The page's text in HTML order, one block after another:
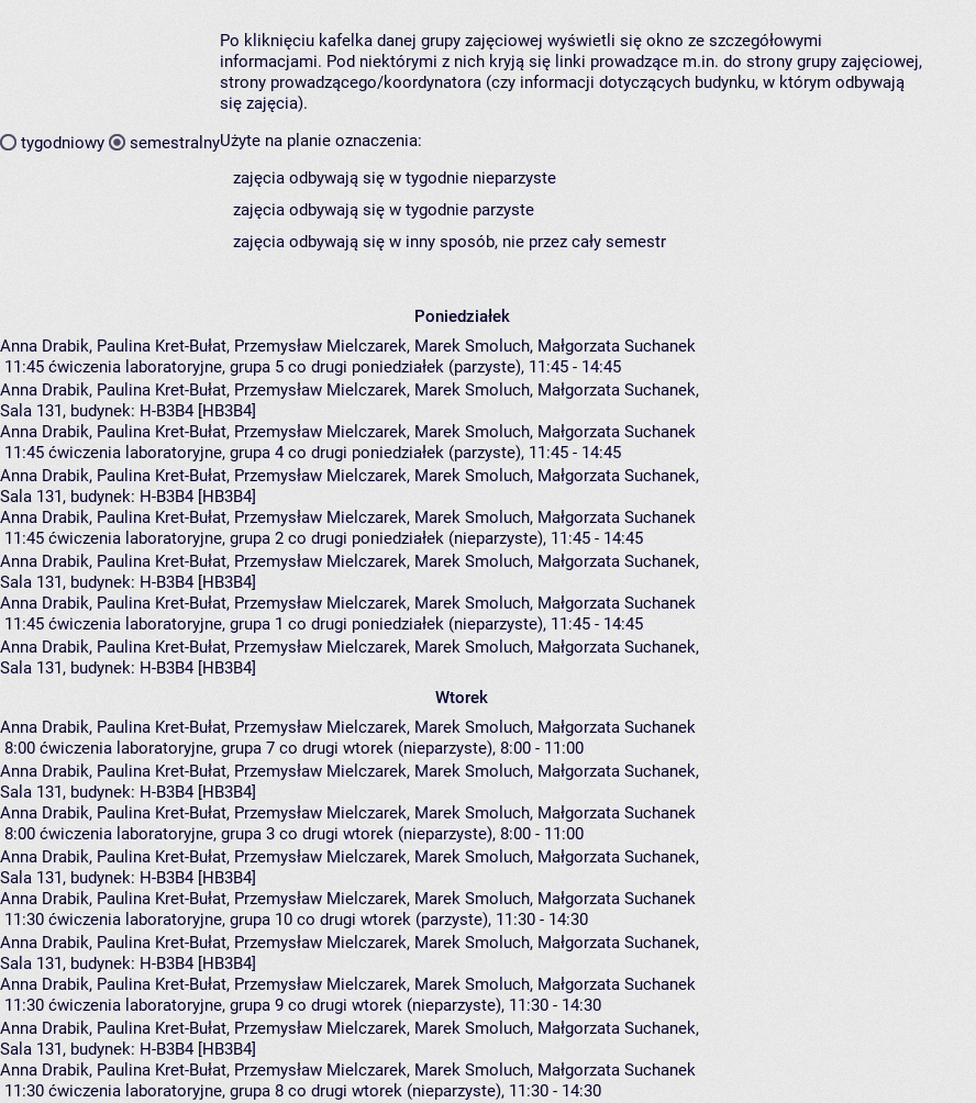
tygodniowy semestralny
Po kliknięciu kafelka danej grupy zajęciowej wyświetli się okno ze szczegółowymi
informacjami. Pod niektórymi z nich kryją się linki prowadzące m.in. do strony grupy zajęciowej,
strony prowadzącego/koordynatora (czy informacji dotyczących budynku, w którym odbywają
się zajęcia).
Użyte na planie oznaczenia:
zajęcia odbywają się w tygodnie nieparzyste
zajęcia odbywają się w tygodnie parzyste
zajęcia odbywają się w inny sposób, nie przez cały semestr
Poniedziałek
Anna Drabik, Paulina Kret-Bułat, Przemysław Mielczarek, Marek Smoluch, Małgorzata Suchanek
11:45 ćwiczenia laboratoryjne, grupa 5 co drugi poniedziałek (parzyste), 11:45 - 14:45
Anna Drabik, Paulina Kret-Bułat, Przemysław Mielczarek, Marek Smoluch, Małgorzata Suchanek,
Sala 131, budynek: H-B3B4 [HB3B4]
Anna Drabik, Paulina Kret-Bułat, Przemysław Mielczarek, Marek Smoluch, Małgorzata Suchanek
11:45 ćwiczenia laboratoryjne, grupa 4 co drugi poniedziałek (parzyste), 11:45 - 14:45
Anna Drabik, Paulina Kret-Bułat, Przemysław Mielczarek, Marek Smoluch, Małgorzata Suchanek,
Sala 131, budynek: H-B3B4 [HB3B4]
Anna Drabik, Paulina Kret-Bułat, Przemysław Mielczarek, Marek Smoluch, Małgorzata Suchanek
11:45 ćwiczenia laboratoryjne, grupa 2 co drugi poniedziałek (nieparzyste), 11:45 - 14:45
Anna Drabik, Paulina Kret-Bułat, Przemysław Mielczarek, Marek Smoluch, Małgorzata Suchanek,
Sala 131, budynek: H-B3B4 [HB3B4]
Anna Drabik, Paulina Kret-Bułat, Przemysław Mielczarek, Marek Smoluch, Małgorzata Suchanek
11:45 ćwiczenia laboratoryjne, grupa 1 co drugi poniedziałek (nieparzyste), 11:45 - 14:45
Anna Drabik, Paulina Kret-Bułat, Przemysław Mielczarek, Marek Smoluch, Małgorzata Suchanek,
Sala 131, budynek: H-B3B4 [HB3B4]
Wtorek
Anna Drabik, Paulina Kret-Bułat, Przemysław Mielczarek, Marek Smoluch, Małgorzata Suchanek
8:00 ćwiczenia laboratoryjne, grupa 7 co drugi wtorek (nieparzyste), 8:00 - 11:00
Anna Drabik, Paulina Kret-Bułat, Przemysław Mielczarek, Marek Smoluch, Małgorzata Suchanek,
Sala 131, budynek: H-B3B4 [HB3B4]
Anna Drabik, Paulina Kret-Bułat, Przemysław Mielczarek, Marek Smoluch, Małgorzata Suchanek
8:00 ćwiczenia laboratoryjne, grupa 3 co drugi wtorek (nieparzyste), 8:00 - 11:00
Anna Drabik, Paulina Kret-Bułat, Przemysław Mielczarek, Marek Smoluch, Małgorzata Suchanek,
Sala 131, budynek: H-B3B4 [HB3B4]
Anna Drabik, Paulina Kret-Bułat, Przemysław Mielczarek, Marek Smoluch, Małgorzata Suchanek
11:30 ćwiczenia laboratoryjne, grupa 10 co drugi wtorek (parzyste), 11:30 - 14:30
Anna Drabik, Paulina Kret-Bułat, Przemysław Mielczarek, Marek Smoluch, Małgorzata Suchanek,
Sala 131, budynek: H-B3B4 [HB3B4]
Anna Drabik, Paulina Kret-Bułat, Przemysław Mielczarek, Marek Smoluch, Małgorzata Suchanek
11:30 ćwiczenia laboratoryjne, grupa 9 co drugi wtorek (nieparzyste), 11:30 - 14:30
Anna Drabik, Paulina Kret-Bułat, Przemysław Mielczarek, Marek Smoluch, Małgorzata Suchanek,
Sala 131, budynek: H-B3B4 [HB3B4]
Anna Drabik, Paulina Kret-Bułat, Przemysław Mielczarek, Marek Smoluch, Małgorzata Suchanek
11:30 ćwiczenia laboratoryjne, grupa 8 co drugi wtorek (nieparzyste), 11:30 - 14:30